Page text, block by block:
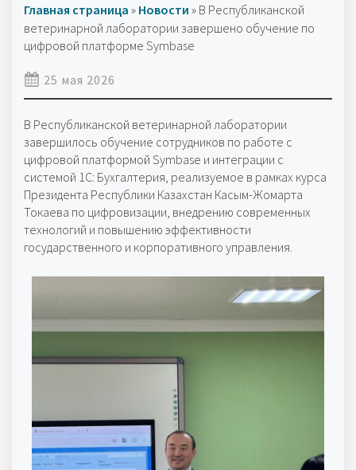
Главная страница » Новости » В Республиканской
ветеринарной лаборатории завершено обучение по
цифровой платформе Symbase
25 мая 2026
В Республиканской ветеринарной лаборатории
завершилось обучение сотрудников по работе с
цифровой платформой Symbase и интеграции с
системой 1С: Бухгалтерия, реализуемое в рамках курса
Президента Республики Казахстан Касым-Жомарта
Токаева по цифровизации, внедрению современных
технологий и повышению эффективности
государственного и корпоративного управления.